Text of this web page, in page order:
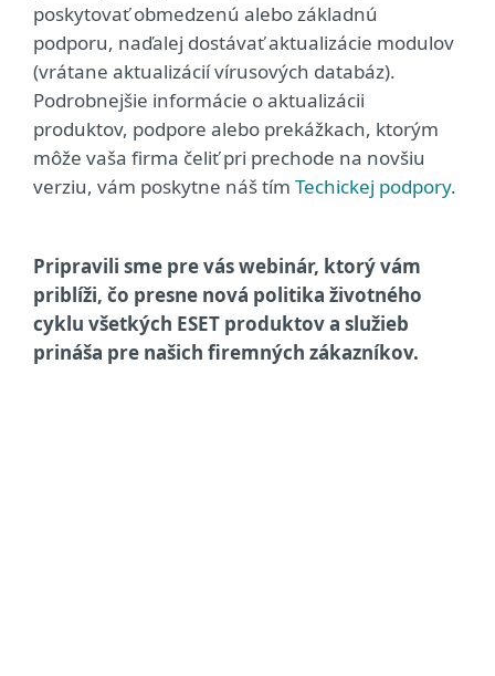
poskytovať obmedzenú alebo základnú
podporu, naďalej dostávať aktualizácie modulov
(vrátane aktualizácií vírusových databáz).
Podrobnejšie informácie o aktualizácii
produktov, podpore alebo prekážkach, ktorým
môže vaša firma čeliť pri prechode na novšiu
verziu, vám poskytne náš tím Techickej podpory.
Pripravili sme pre vás webinár, ktorý vám
priblíži, čo presne nová politika životného
cyklu všetkých ESET produktov a služieb
prináša pre našich firemných zákazníkov.